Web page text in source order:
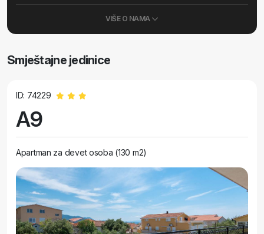
VIŠE O NAMA
Smještajne jedinice
ID: 74229
A9
Apartman za devet osoba (130 m2)